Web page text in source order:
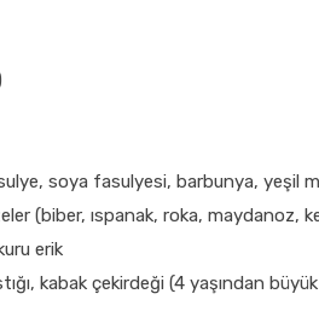
soya fasulyesi, barbunya, yeşil
(biber, ıspanak, roka, maydanoz,
erik
kabak çekirdeği (4 yaşından